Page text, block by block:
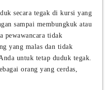
secara tegak di kursi yang
sampai membungkuk atau
pewawancara tidak
yang malas dan tidak
untuk tetap duduk tegak.
orang yang cerdas,